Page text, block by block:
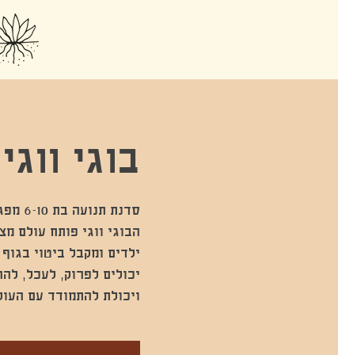
בוגי
הבוגי ווגי פותח עולם
ילדים ומקבל ביטוי
יכולים לפרוק, לעכל,
ויכולת להתמודד עם